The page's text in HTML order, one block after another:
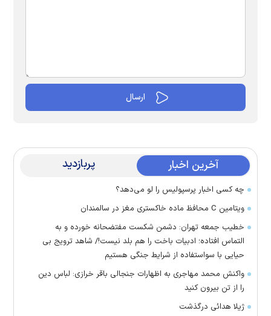
آخرین اخبار پربازدید
چه کسی اخبار پرسپولیس را لو می‌دهد؟
ویتامین C محافظ ماده خاکستری مغز در سالمندان
خطیب جمعه تهران: دشمن شکست مفتضحانه خورده و به
التماس افتاده؛ ادبیات باخت را هم بلد نیست!/ شاهد ترویج بی
حیایی با سواستفاده از شرایط جنگی هستیم
واکنش محمد مهاجری به اظهارات جنجالی باقر خرازی: لباس دین
را از تن بیرون کنید
ژیلا هدائی درگذشت